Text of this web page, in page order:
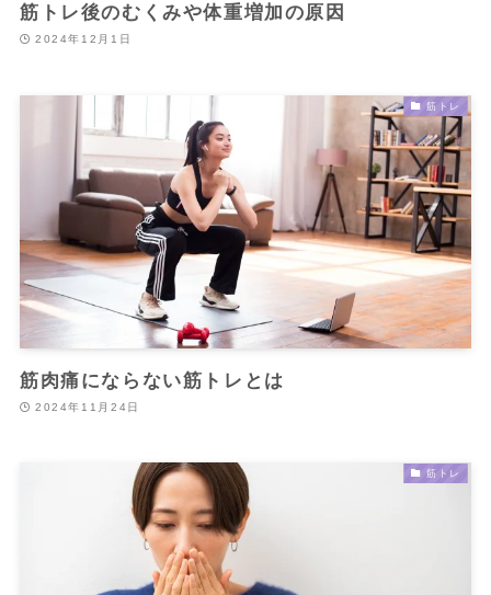
筋トレ後のむくみや体重増加の原因
2024年12月1日
筋トレ
筋肉痛にならない筋トレとは
2024年11月24日
筋トレ